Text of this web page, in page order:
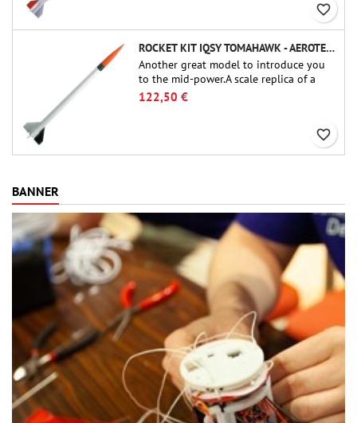
favorite_border
ROCKET KIT IQSY TOMAHAWK - AEROTECH
Another great model to introduce you
to the mid-power.A scale replica of a
famous sounding rocket, small in size
and peefect to move to higher-level kits.
122,50 €
favorite_border
BANNER